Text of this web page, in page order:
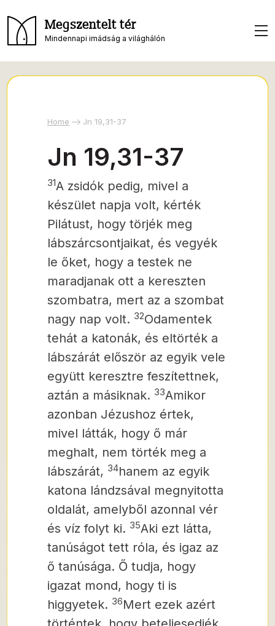
Megszentelt tér
Mindennapi imádság a világhálón
Home Jn 19,31-37
Jn 19,31-37
31A zsidók pedig, mivel a
készület napja volt, kérték
Pilátust, hogy törjék meg
lábszárcsontjaikat, és vegyék
le őket, hogy a testek ne
maradjanak ott a kereszten
szombatra, mert az a szombat
nagy nap volt. 32Odamentek
tehát a katonák, és eltörték a
lábszárát először az egyik vele
együtt keresztre feszítettnek,
aztán a másiknak. 33Amikor
azonban Jézushoz értek,
mivel látták, hogy ő már
meghalt, nem törték meg a
lábszárát, 34hanem az egyik
katona lándzsával megnyitotta
oldalát, amelyből azonnal vér
és víz folyt ki. 35Aki ezt látta,
tanúságot tett róla, és igaz az
ő tanúsága. Ő tudja, hogy
igazat mond, hogy ti is
higgyetek. 36Mert ezek azért